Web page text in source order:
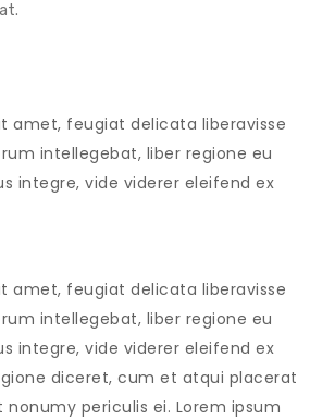
amet, feugiat delicata liberavisse
intellegebat, liber regione eu
integre, vide viderer eleifend ex
amet, feugiat delicata liberavisse
intellegebat, liber regione eu
integre, vide viderer eleifend ex
diceret, cum et atqui placerat
periculis ei. Lorem ipsum